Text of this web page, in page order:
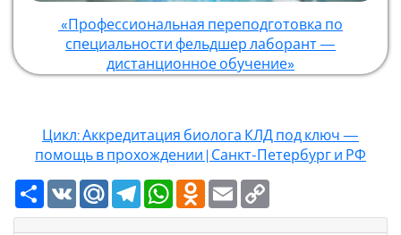
«Профессиональная переподготовка по
специальности фельдшер лаборант —
дистанционное обучение»
Цикл: Аккредитация биолога КЛД под ключ —
помощь в прохождении | Санкт-Петербург и РФ
Ресурс
VK Mail.RuTelegramWhatsAppOdnoklassniki
Email